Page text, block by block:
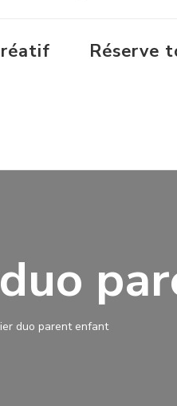
Réserve
duo parent enfant